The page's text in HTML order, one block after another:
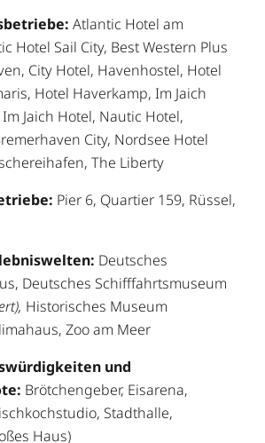
Atlantic Hotel am
Hotel Sail City, Best Western Plus
City Hotel, Havenhostel, Hotel
Hotel Haverkamp, Im Jaich
Jaich Hotel, Nautic Hotel,
City, Nordsee Hotel
The Liberty
Pier 6, Quartier 159, Rüssel,
Deutsches
Deutsches Schifffahrtsmuseum
Historisches Museum
Zoo am Meer
und
Brötchengeber, Eisarena,
Stadthalle,
Haus)